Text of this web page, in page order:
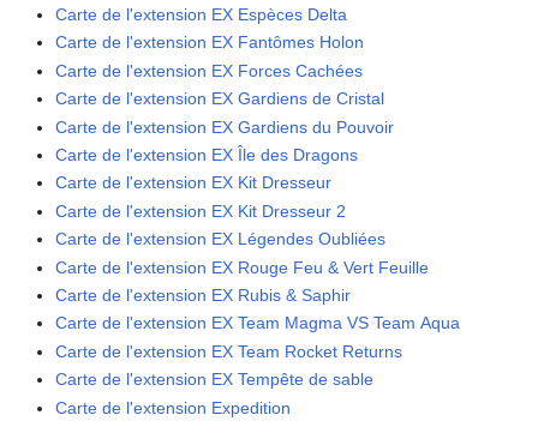
Carte de l'extension EX Espèces Delta
Carte de l'extension EX Fantômes Holon
Carte de l'extension EX Forces Cachées
Carte de l'extension EX Gardiens de Cristal
Carte de l'extension EX Gardiens du Pouvoir
Carte de l'extension EX Île des Dragons
Carte de l'extension EX Kit Dresseur
Carte de l'extension EX Kit Dresseur 2
Carte de l'extension EX Légendes Oubliées
Carte de l'extension EX Rouge Feu & Vert Feuille
Carte de l'extension EX Rubis & Saphir
Carte de l'extension EX Team Magma VS Team Aqua
Carte de l'extension EX Team Rocket Returns
Carte de l'extension EX Tempête de sable
Carte de l'extension Expedition